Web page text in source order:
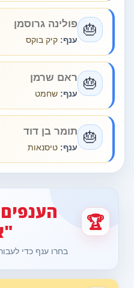
🎂 פולינה גרוסמן
ענף: קיק בוקס
🎂 ראם שרמן
ענף: שחמט
🎂 תומר בן דוד
ענף: טיסנאות
🏆
בחרו ענף כדי